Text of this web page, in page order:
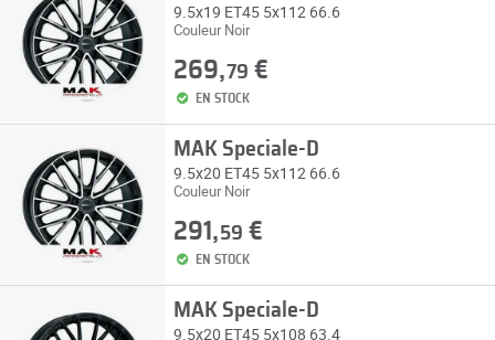
9.5x19 ET45 5x112 66.6
Couleur Noir
269,79 €
EN STOCK
MAK Speciale-D
9.5x20 ET45 5x112 66.6
Couleur Noir
291,59 €
EN STOCK
MAK Speciale-D
9.5x20 ET45 5x108 63.4